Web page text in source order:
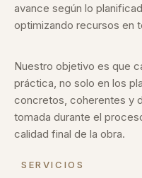
avance según lo
optimizando recursos en
Nuestro objetivo es que
práctica, no solo en los
concretos, coherentes y
tomada durante el
calidad final de la obra.
SERVICIOS